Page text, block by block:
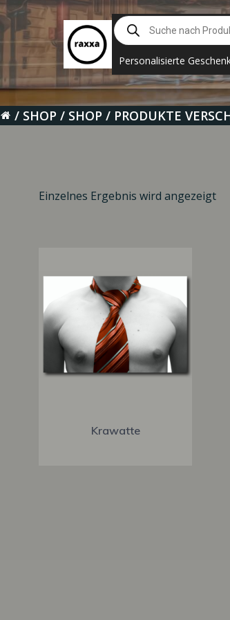
Zum
Inhalt
springen
Suche
nach
Produkten
Personalisierte
SHOP SHOP PRODUKTE
Einzelnes Ergebnis wird angezeigt
Krawatte